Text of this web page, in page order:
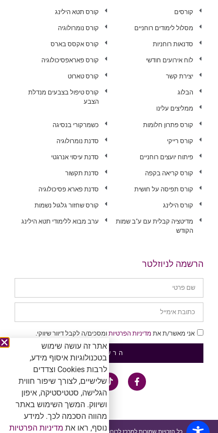
קורסים
מסלול לימודים רוחניים
סדנאות רוחניות
לוח אירועים חודשי
יצירת קשר
הבלוג
ממליצים עלינו
קורס תטא הילינג
קורס נומרולוגיה
קורס אקסס בארס
קורס פאראפסיכולוגיה
קורס טארוט
קורס טיפול בצבעים מנדלת
הצבע
קורס פתרון חלומות
קורס רייקי
פיתוח יועצים רוחניים
קורס קריאה בקפה
קורס תפיסה על חושית
קורס הילינג
מדיטציה קבלית עם ע"ב שמות
הקודש
כשמרקורי בנסיגה
סדנת נומרולוגיה
סדנת עיסוי אנרגטי
סדנת תקשור
סדנת פארא פסיכולוגיה
קורס שחזור גלגול נשמות
ערב מבוא ללימודי תטא הילינג
הרשמה לניוזלטר
אני מאשר/ת את מדיניות הפרטיות ומסכים/ה לקבל דיוור שיווקי.
הרשמה
אתר זה עושה שימוש
בטכנולוגיות איסוף מידע,
לרבות Cookies וצדדים
שלישיים, לצורך שיפור חווית
הגלישה, סטטיסטיקה, איפון
ושיווק. המשך השימוש באתר
מהווה הסכמה לכך. למידע
נוסף, ראו את מדיניות הפרטיות